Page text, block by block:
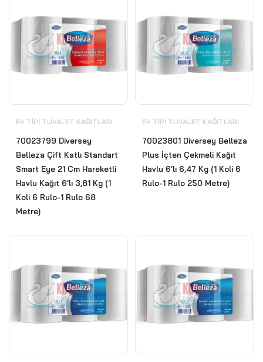
EV TIPI TUVALET KAĞITLARI
70023799 Diversey
Belleza Çift Katlı Standart
Smart Eye 21 Cm Hareketli
Havlu Kağıt 6'lı 3,81 Kg (1
Koli 6 Rulo-1 Rulo 68
Metre)
EV TIPI TUVALET KAĞITLARI
70023801 Diversey Belleza
Plus İçten Çekmeli Kağıt
Havlu 6'lı 6,47 Kg (1 Koli 6
Rulo-1 Rulo 250 Metre)